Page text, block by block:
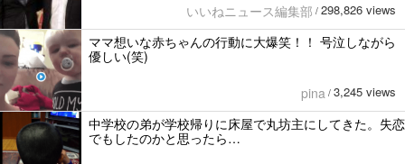
いいねニュース編集部 / 298,826 views
ママ想いな赤ちゃんの行動に大爆笑！！ 号泣しながら
優しい(笑)
pina / 3,245 views
中学校の弟が学校帰りに床屋で丸坊主にしてきた。失恋
でもしたのかと思ったら…